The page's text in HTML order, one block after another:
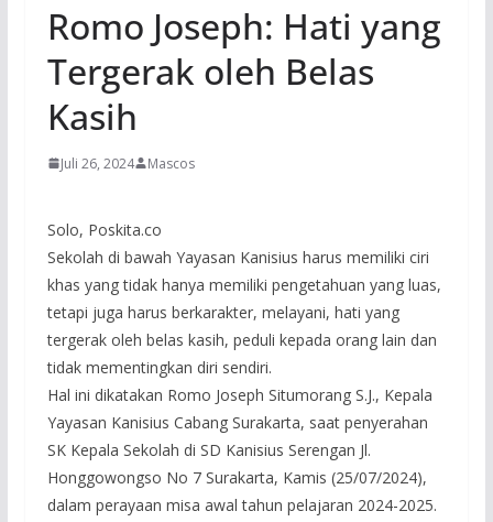
Romo Joseph: Hati yang
Tergerak oleh Belas
Kasih
Juli 26, 2024 Mascos
Solo, Poskita.co
Sekolah di bawah Yayasan Kanisius harus memiliki ciri
khas yang tidak hanya memiliki pengetahuan yang luas,
tetapi juga harus berkarakter, melayani, hati yang
tergerak oleh belas kasih, peduli kepada orang lain dan
tidak mementingkan diri sendiri.
Hal ini dikatakan Romo Joseph Situmorang S.J., Kepala
Yayasan Kanisius Cabang Surakarta, saat penyerahan
SK Kepala Sekolah di SD Kanisius Serengan Jl.
Honggowongso No 7 Surakarta, Kamis (25/07/2024),
dalam perayaan misa awal tahun pelajaran 2024-2025.